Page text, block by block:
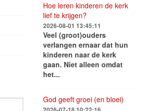
Hoe leren kinderen de kerk
lief te krijgen?
2026-08-01 13:45:11
Veel (groot)ouders
verlangen ernaar dat hun
kinderen naar de kerk
gaan. Niet alleen omdat
het...
God geeft groei (en bloei)